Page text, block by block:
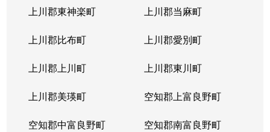
上川郡東神楽町 上川郡当麻町
上川郡比布町 上川郡愛別町
上川郡上川町 上川郡東川町
上川郡美瑛町 空知郡上富良野町
空知郡中富良野町 空知郡南富良野町